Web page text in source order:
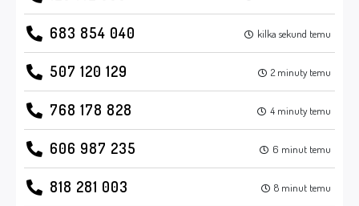
683 854 040 kilka sekund temu
507 120 129 2 minuty temu
768 178 828 4 minuty temu
606 987 235 6 minut temu
818 281 003 8 minut temu